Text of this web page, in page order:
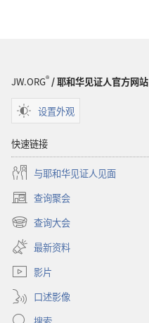
JW.ORG®/ 耶和华见证人官方网站
设置外观
快速链接
与耶和华见证人见面
查询聚会
（打
开
新
窗
口）
查询大会
（打
开
新
窗
最新资料
影片
口述影像